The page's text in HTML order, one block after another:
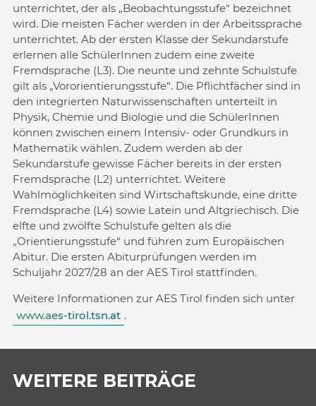
unterrichtet, der als „Beobachtungsstufe“ bezeichnet
wird. Die meisten Fächer werden in der Arbeitssprache
unterrichtet. Ab der ersten Klasse der Sekundarstufe
erlernen alle SchülerInnen zudem eine zweite
Fremdsprache (L3). Die neunte und zehnte Schulstufe
gilt als „Vororientierungsstufe“. Die Pflichtfächer sind in
den integrierten Naturwissenschaften unterteilt in
Physik, Chemie und Biologie und die SchülerInnen
können zwischen einem Intensiv- oder Grundkurs in
Mathematik wählen. Zudem werden ab der
Sekundarstufe gewisse Fächer bereits in der ersten
Fremdsprache (L2) unterrichtet. Weitere
Wahlmöglichkeiten sind Wirtschaftskunde, eine dritte
Fremdsprache (L4) sowie Latein und Altgriechisch. Die
elfte und zwölfte Schulstufe gelten als die
„Orientierungsstufe“ und führen zum Europäischen
Abitur. Die ersten Abiturprüfungen werden im
Schuljahr 2027/28 an der AES Tirol stattfinden.
Weitere Informationen zur AES Tirol finden sich unter
www.aes-tirol.tsn.at .
WEITERE BEITRÄGE